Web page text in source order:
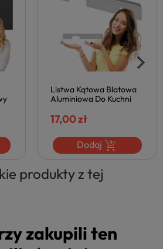
Listwa Kątowa Blatowa
Aluminiowa Do Kuchni
VENTO
17,00 zł
Dodaj
produkty z tej
zakupili ten